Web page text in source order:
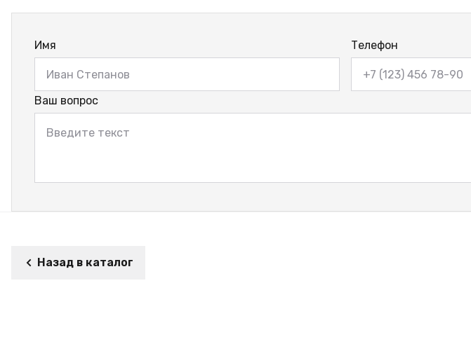
Имя Телефон
Ваш вопрос
Назад в каталог